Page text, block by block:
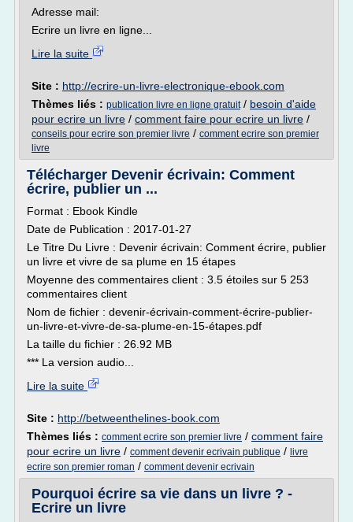
Adresse mail:
Ecrire un livre en ligne...
Lire la suite
Site : http://ecrire-un-livre-electronique-ebook.com
Thèmes liés : publication livre en ligne gratuit/ besoin d'aide
pour ecrire un livre / comment faire pour ecrire un livre /
conseils pour ecrire son premier livre / comment ecrire son premier
livre
Télécharger Devenir écrivain: Comment
écrire, publier un ...
Format : Ebook Kindle
Date de Publication : 2017-01-27
Le Titre Du Livre : Devenir écrivain: Comment écrire, publier
un livre et vivre de sa plume en 15 étapes
Moyenne des commentaires client : 3.5 étoiles sur 5 253
commentaires client
Nom de fichier : devenir-écrivain-comment-écrire-publier-
un-livre-et-vivre-de-sa-plume-en-15-étapes.pdf
La taille du fichier : 26.92 MB
*** La version audio...
Lire la suite
Site : http://betweenthelines-book.com
Thèmes liés : comment ecrire son premier livre / comment faire
pour ecrire un livre / comment devenir ecrivain publique / livre
ecrire son premier roman / comment devenir ecrivain
Pourquoi écrire sa vie dans un livre ? -
Ecrire un livre